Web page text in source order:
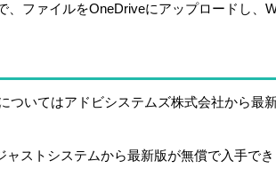
、ファイルをOneDriveにアップロードし、
ついてはアドビシステムズ株式会社から最
ストシステムから最新版が無償で入手でき